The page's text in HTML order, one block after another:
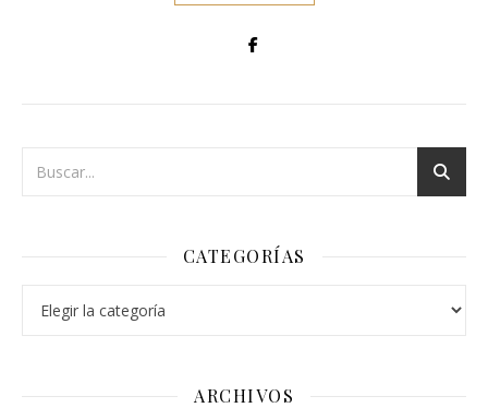
CATEGORÍAS
ARCHIVOS